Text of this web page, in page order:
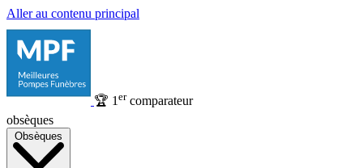
Aller au contenu principal
🏆 1 ercomparateur
obsèques
Obsèques